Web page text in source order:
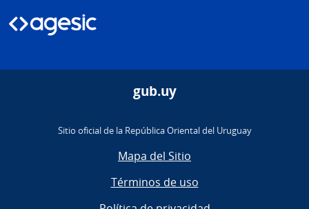
gub.uy
Sitio oficial de la República Oriental del Uruguay
Mapa del Sitio
Términos de uso